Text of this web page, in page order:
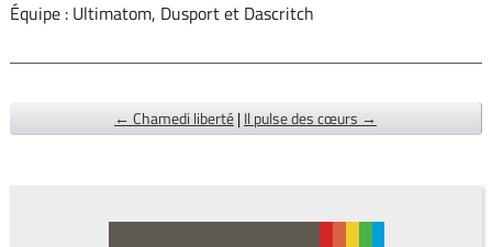
Équipe : Ultimatom, Dusport et Dascritch
← Chamedi liberté|Il pulse des cœurs →